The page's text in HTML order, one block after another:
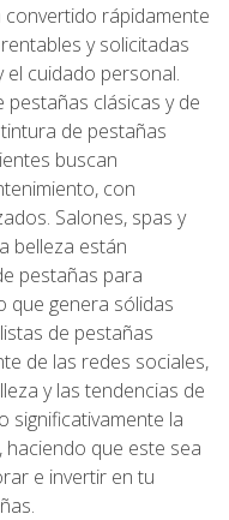
rápidamente
y solicitadas
el cuidado personal.
clásicas y de
de pestañas
buscan
con
Salones, spas y
belleza están
pestañas para
que genera sólidas
de pestañas
de las redes sociales,
y las tendencias de
significativamente la
haciendo que este sea
e invertir en tu